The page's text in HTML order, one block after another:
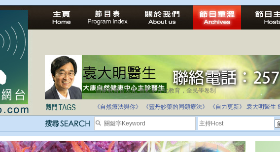
自家教育合法化-推動多元化教育，全民學卷制
《自然療法與你》 《靈丹妙藥的同類療法》 《自力更新》 袁大明醫生